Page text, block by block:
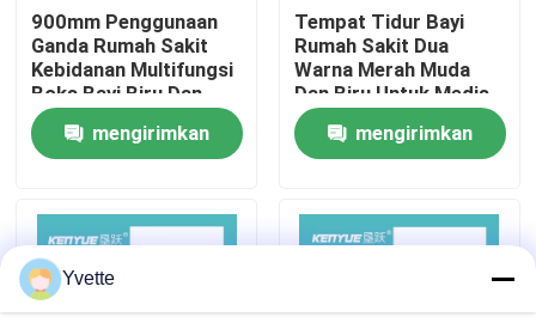
Hubungi Kami
Berita
Kasus
Tempat Tidur Persalinan di Rumah Sakit
Aksesori Meja Kebidanan
900mm Penggunaan
Ganda Rumah Sakit
Kebidanan Multifungsi
Boks Bayi Biru Dan
Merah Muda
mengirimkan
Tempat Tidur Bayi
Rumah Sakit Dua
Warna Merah Muda
Dan Biru Untuk Medis
Anak
mengirimkan
Yvette